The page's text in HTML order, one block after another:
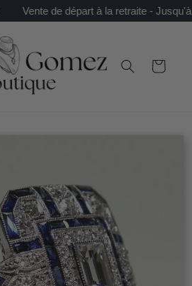
Vente de départ à la retraite - Jusqu'à
Panier